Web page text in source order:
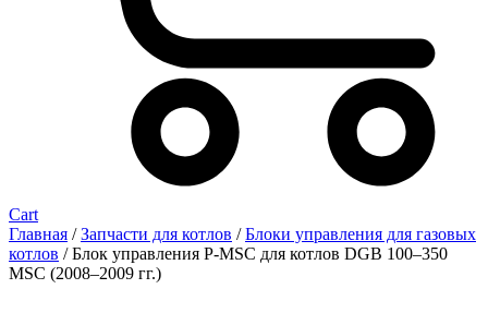
Cart
Главная /Запчасти для котлов /Блоки управления для газовых
котлов / Блок управления P-MSC для котлов DGB 100–350
MSC (2008–2009 гг.)